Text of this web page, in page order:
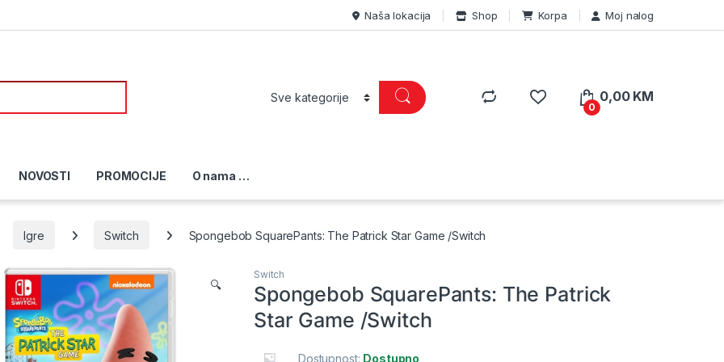
Naša lokacija Shop Korpa Moj nalog
0
0,00 KM
NOVOSTI PROMOCIJE O nama …
Igre Switch Spongebob SquarePants: The Patrick Star Game /Switch
🔍
Switch
Spongebob SquarePants: The Patrick
Star Game /Switch
Dostupnost: Dostupno